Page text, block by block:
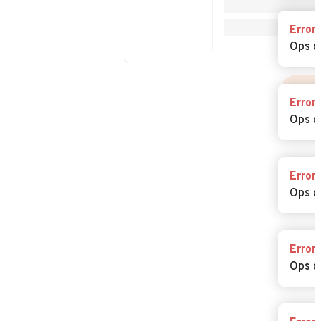
Error
Ops
Error
Ops
Error
Ops
Error
Ops